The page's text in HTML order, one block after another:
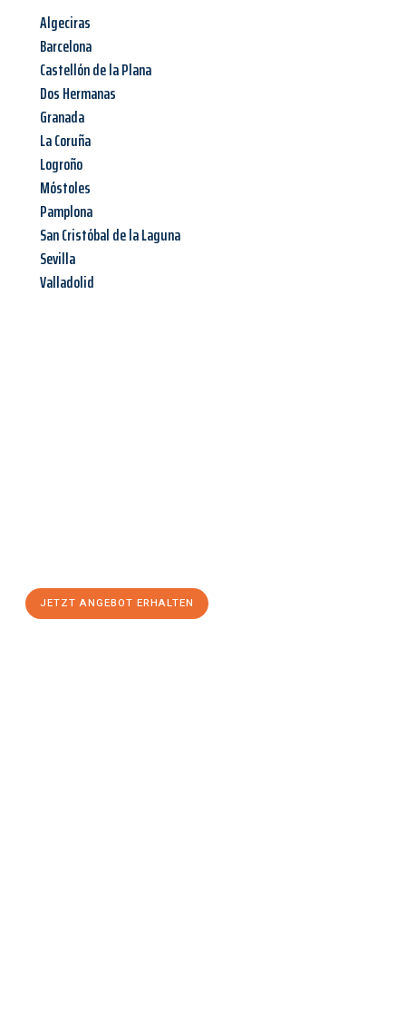
Algeciras
Barcelona
Castellón de la Plana
Dos Hermanas
Granada
La Coruña
Logroño
Móstoles
Pamplona
San Cristóbal de la Laguna
Sevilla
Valladolid
JETZT ANGEBOT ERHALTEN